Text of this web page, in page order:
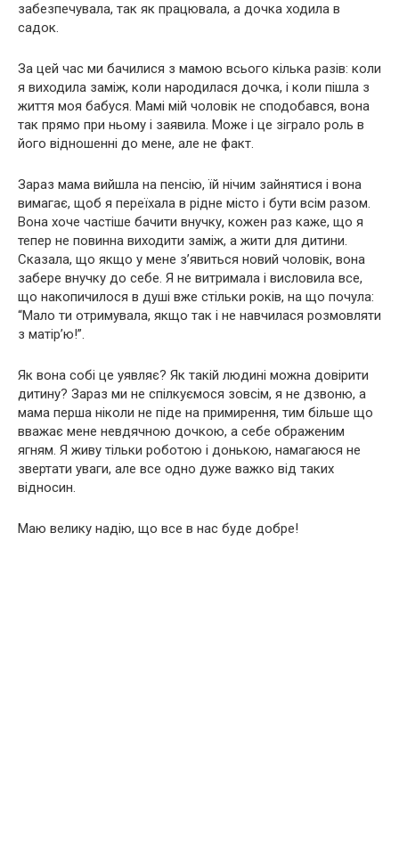
забезпечувала, так як працювала, а дочка ходила в
садок.
За цей час ми бачилися з мамою всього кілька разів: коли
я виходила заміж, коли народилася дочка, і коли пішла з
життя моя бабуся. Мамі мій чоловік не сподобався, вона
так прямо при ньому і заявила. Може і це зіграло роль в
його відношенні до мене, але не факт.
Зараз мама вийшла на пенсію, їй нічим зайнятися і вона
вимагає, щоб я переїхала в рідне місто і бути всім разом.
Вона хоче частіше бачити внучку, кожен раз каже, що я
тепер не повинна виходити заміж, а жити для дитини.
Сказала, що якщо у мене з’явиться новий чоловік, вона
забере внучку до себе. Я не витримала і висловила все,
що накопичилося в душі вже стільки років, на що почула:
“Мало ти отримувала, якщо так і не навчилася розмовляти
з матір’ю!”.
Як вона собі це уявляє? Як такій людині можна довірити
дитину? Зараз ми не спілкуємося зовсім, я не дзвоню, а
мама перша ніколи не піде на примирення, тим більше що
вважає мене невдячною дочкою, а себе ображеним
ягням. Я живу тільки роботою і донькою, намагаюся не
звертати уваги, але все одно дуже важко від таких
відносин.
Маю велику надію, що все в нас буде добре!